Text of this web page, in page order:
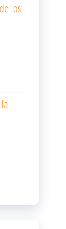
los